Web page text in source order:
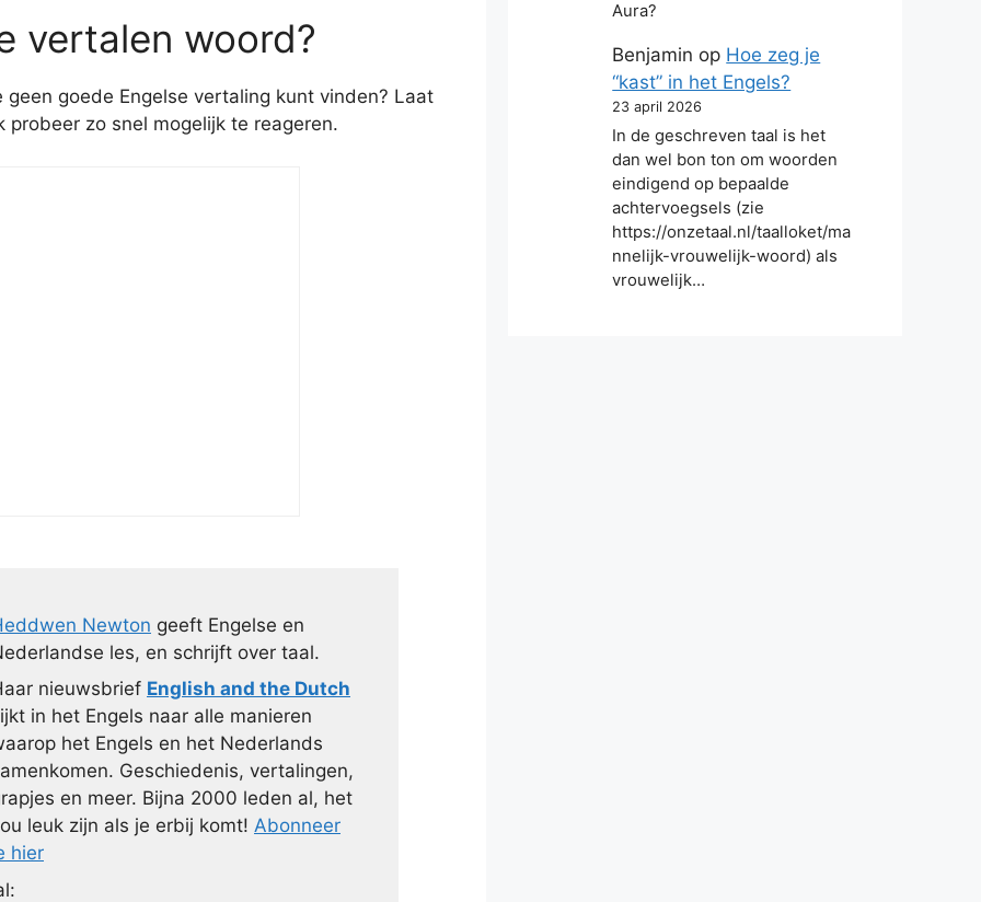
vertalen woord?
goede Engelse vertaling kunt vinden? Laat
probeer zo snel mogelijk te reageren.
Newton geeft Engelse en
les, en schrijft over taal.
nieuwsbrief English and the Dutch
in het Engels naar alle manieren
het Engels en het Nederlands
Geschiedenis, vertalingen,
en meer. Bijna 2000 leden al, het
leuk zijn als je erbij komt! Abonneer
hier
Aura?
Benjamin op Hoe zeg je
“kast” in het Engels?
23 april 2026
In de geschreven taal is het
dan wel bon ton om woorden
eindigend op bepaalde
achtervoegsels (zie
https://onzetaal.nl/taalloket/ma
nnelijk-vrouwelijk-woord) als
vrouwelijk…